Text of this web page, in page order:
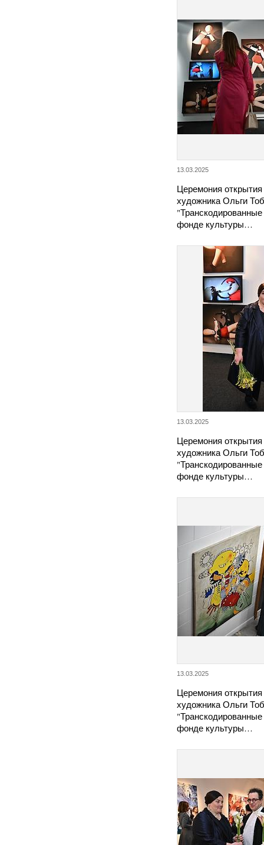
13.03.2025
Церемония
художника Ольги
фонде культуры…
13.03.2025
Церемония
художника Ольги
фонде культуры…
13.03.2025
Церемония
художника Ольги
фонде культуры…